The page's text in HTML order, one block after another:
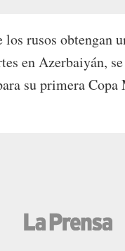
los rusos obtengan
en Azerbaiyán,
su primera Copa